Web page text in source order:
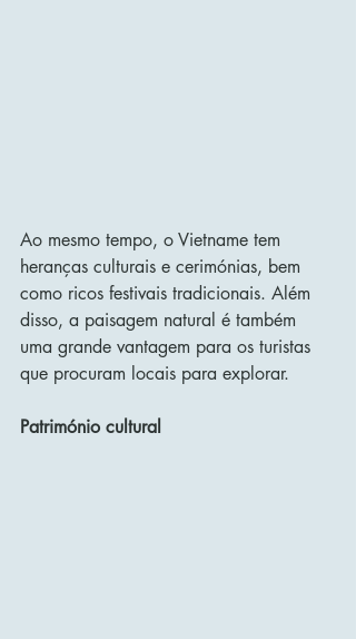
Ao mesmo tempo, o Vietname tem
heranças culturais e cerimónias, bem
como ricos festivais tradicionais. Além
disso, a paisagem natural é também
uma grande vantagem para os turistas
que procuram locais para explorar.
Património cultural